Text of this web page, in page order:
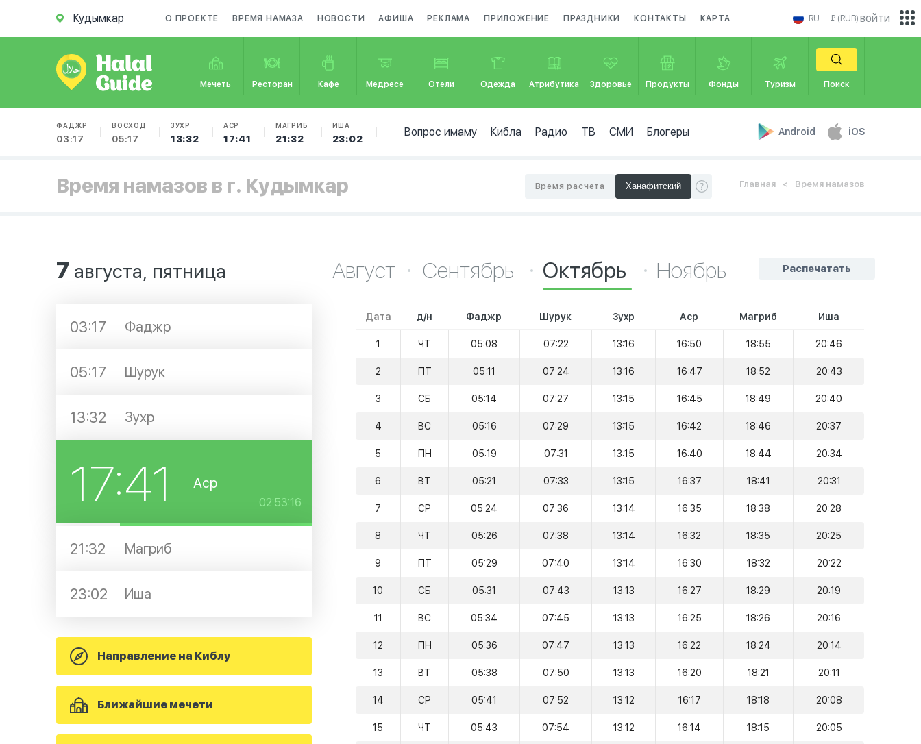
Кудымкар О ПРОЕКТЕ ВРЕМЯ НАМАЗА НОВОСТИ АФИША РЕКЛАМА ПРИЛОЖЕНИЕ ПРАЗДНИКИ КОНТАКТЫ КАРТА RU ₽ (RUB)
Мечеть Ресторан Кафе Медресе Отели Одежда Атрибутика Здоровье Продукты Фонды Туризм Поиск
ФАДЖР
03:17
ВОСХОД
05:17
ЗУХР
13:32
АСР
17:41
МАГРИБ
21:32
ИША
23:02
Вопрос имаму Кибла Радио ТВ СМИ Блогеры Android iOS
войти
Время намазов в г. Кудымкар Главная Время намазов
Время расчета
7 августа, пятница
03:17 Фаджр
05:17 Шурук
13:32 Зухр
17:41 Аср
02:53:16
21:32 Магриб
23:02 Иша
Направление на Киблу
Ближайшие мечети
Распечатать
Август Сентябрь Октябрь Ноябрь
Дата д/н Фаджр Шурук Зухр Аср Магриб Иша
1 ЧТ 05:08 07:22 13:16 16:50 18:55 20:46
2 ПТ 05:11 07:24 13:16 16:47 18:52 20:43
3 СБ 05:14 07:27 13:15 16:45 18:49 20:40
4 ВС 05:16 07:29 13:15 16:42 18:46 20:37
5 ПН 05:19 07:31 13:15 16:40 18:44 20:34
6 ВТ 05:21 07:33 13:15 16:37 18:41 20:31
7 СР 05:24 07:36 13:14 16:35 18:38 20:28
8 ЧТ 05:26 07:38 13:14 16:32 18:35 20:25
9 ПТ 05:29 07:40 13:14 16:30 18:32 20:22
10 СБ 05:31 07:43 13:13 16:27 18:29 20:19
11 ВС 05:34 07:45 13:13 16:25 18:26 20:16
12 ПН 05:36 07:47 13:13 16:22 18:24 20:14
13 ВТ 05:38 07:50 13:13 16:20 18:21 20:11
14 СР 05:41 07:52 13:12 16:17 18:18 20:08
15 ЧТ 05:43 07:54 13:12 16:14 18:15 20:05